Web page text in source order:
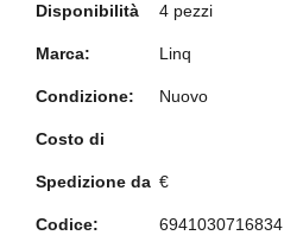
Disponibilità 4 pezzi
Marca: Linq
Condizione: Nuovo
Costo di
Spedizione da €
Codice: 6941030716834